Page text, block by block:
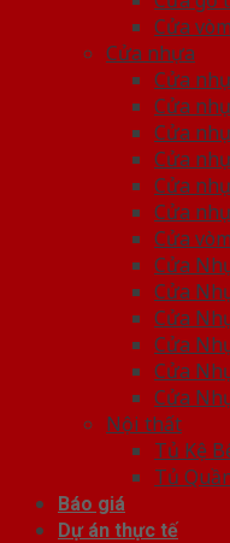
Cửa
Cửa nhựa
Cửa
Cửa
Cửa
Cửa
Cửa
Cửa
Cửa
Cửa
Cửa
Cửa
Cửa
Cửa
Cửa
Nội thất
Tủ Kệ
Tủ
Báo giá
Dự án thực tế